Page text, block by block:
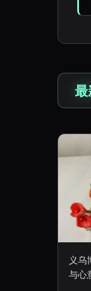
最
义乌
与心